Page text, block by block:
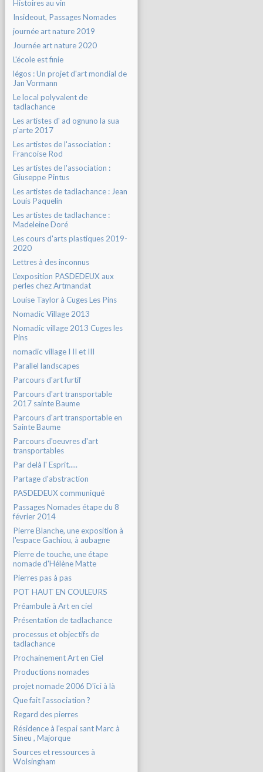
Histoires au vin
Insideout, Passages Nomades
journée art nature 2019
Journée art nature 2020
L'école est finie
légos : Un projet d'art mondial de
Jan Vormann
Le local polyvalent de
tadlachance
Les artistes d' ad ognuno la sua
p'arte 2017
Les artistes de l'association :
Francoise Rod
Les artistes de l'association :
Giuseppe Pintus
Les artistes de tadlachance : Jean
Louis Paquelin
Les artistes de tadlachance :
Madeleine Doré
Les cours d'arts plastiques 2019-
2020
Lettres à des inconnus
L'exposition PASDEDEUX aux
perles chez Artmandat
Louise Taylor à Cuges Les Pins
Nomadic Village 2013
Nomadic village 2013 Cuges les
Pins
nomadic village I II et III
Parallel landscapes
Parcours d'art furtif
Parcours d'art transportable
2017 sainte Baume
Parcours d'art transportable en
Sainte Baume
Parcours d'oeuvres d'art
transportables
Par delà l' Esprit.....
Partage d'abstraction
PASDEDEUX communiqué
Passages Nomades étape du 8
février 2014
Pierre Blanche, une exposition à
l'espace Gachiou, à aubagne
Pierre de touche, une étape
nomade d'Hélène Matte
Pierres pas à pas
POT HAUT EN COULEURS
Préambule à Art en ciel
Présentation de tadlachance
processus et objectifs de
tadlachance
Prochainement Art en Ciel
Productions nomades
projet nomade 2006 D'ici à là
Que fait l'association ?
Regard des pierres
Résidence à l'espai sant Marc à
Sineu , Majorque
Sources et ressources à
Wolsingham